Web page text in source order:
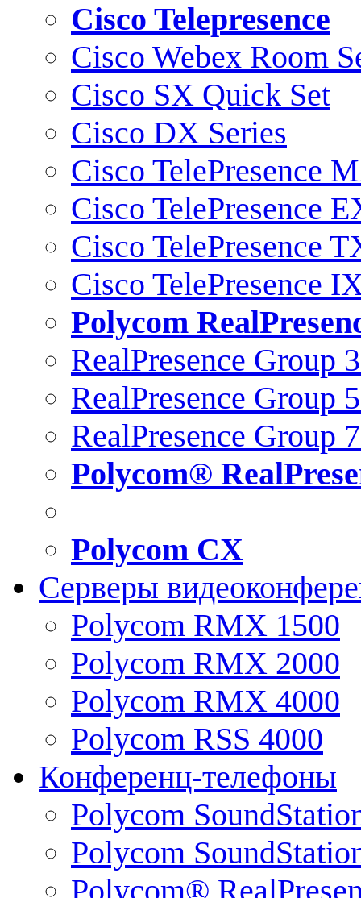
Cisco Telepresence
Cisco Webex Room
Cisco SX Quick Set
Cisco DX Series
Cisco TelePresence
Cisco TelePresence
Cisco TelePresence
Cisco TelePresence
Polycom
RealPresence Group
RealPresence Group
RealPresence Group
Polycom®
Polycom CX
Серверы
Polycom RMX 1500
Polycom RMX 2000
Polycom RMX 4000
Polycom RSS 4000
Конференц-телефоны
Polycom
Polycom
Polycom®